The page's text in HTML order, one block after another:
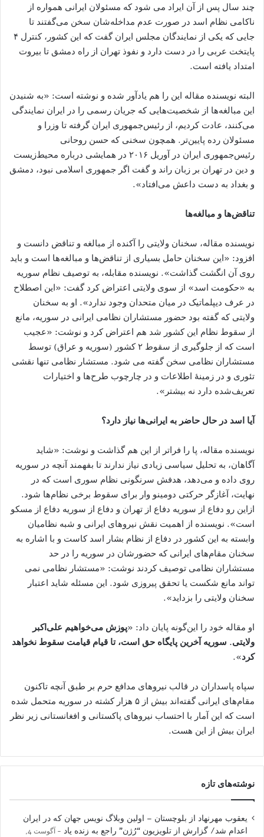
چند سال پس ‌از آن ایراد می ‌شود که مسئولان ایرانی همواره از
ناکامی نظام اسد در صورت عدم ‌مداخله‌شان سخن می‌گفتند تا
جایی که یکی از نمایندگان مجلس ایران گفت که این کشور، کنترل ۴
پایتخت عربی را در دست دارد و نفوذ تهران از راه دمشق تا بیروت
امتداد یافته است.
البته نویسنده مقاله این را هم یادآور شده و نوشته است: «به شنیدن
این مبالغه‌ها از شخصیت‌هایی که جریان رسمی را در ایران نمایندگی
می‌کنند، عادت کردیم، از رئیس‌جمهوری ایران گرفته تا وزرا و
مسئولان رده پایین‌تر. همچون سخنی که حسن روحانی
رئیس‌جمهوری ایران در آوریل ۲۰۱۶ در همایشی درباره محیط‌زیست
و دین در تهران بر زبان راند و گفت اگر جمهوری اسلامی نبود، دمشق
و بغداد به دست داعش می‌افتاد».
تناقض‌ها و مبالغه‌ها
نویسنده مقاله، سخنان ولایتی را آکنده از مبالغه و تناقض دانست و
افزود: «این سخنان حامل بسیاری از تناقض‌ها و مبالغه‌ها است و باید
روی آن انگشت گذاشت». نویسنده مقابله، به توصیف نظام سوریه
به «حکومت اسد» از سوی ولایتی اعتراض کرد گفت: «این اصطلاح
در عرف دیپلماتیک در میان متحدان وجود ندارد». او به سخنان
ولایتی که گفته بود حضور مستشاران نظامی ایرانی در سوریه، مانع
از سقوط نظام این کشور شد هم اعتراض کرد و نوشت: «عجیب
است که از جلوگیری از سقوط ۲ کشور (سوریه و عراق) توسط
مستشاران نظامی سخن گفته می‌ شود. مستشار نظامی تنها نقشی
تئوری و در زمینهٔ اطلاعات و در چارچوب طرح‌ها و اختیارات
تعریف‌شده دارد نه بیشتر».
آیا اسد در حال حاضر به ایرانی‌ها نیاز دارد؟
نویسنده مقاله، پا را فراتر از این هم گذاشت و نوشت: «شاید
آگاهان، به تحلیل سیاسی زیادی نیاز ندارند تا بفهمند آنچه در سوریه
روی ‌داده و می‌دهد، هدفش سرنگونی نظام سوری است که در
نهایت، آغازگر حرکتی دومینو وار برای سقوط برخی نظام‌ها شود.
ازاین ‌رو دفاع از سوریه دفاع از تهران و دفاع از سوریه دفاع از مسکو
است». نویسنده از اهمیت نقش نیروهای ایرانی و شبه ‌نظامیان
وابسته به این کشور در دفاع از نظام بشار اسد کاست و با اشاره به
سخنان مقام‌های ایرانی که حضورشان در سوریه را در حد
مستشاران نظامی توصیف کردند نوشت: «مستشار نظامی نمی
‌تواند مانع شکست یا تحقق پیروزی شود. این مسئله شاید اعتبار
سخنان ولایتی را بزداید».
او مقاله خود را این‌گونه پایان داد: «پوزش می‌خواهیم علی‌اکبر
ولایتی. سوریه آخرین پایگاه حق است، تا قیام قیامت سقوط نخواهد
کرد».
سپاه پاسداران در قالب نیروهای مدافع حرم بر طبق آنچه تاکنون
مقام‌های ایرانی گفته‌اند بیش از ۵ هزار کشته در سوریه متحمل شده
است که این آمار با احتساب نیروهای پاکستانی و افغانستانی زیر نظر
ایران بیش از این هست.
نوشته‌های تازه
یعقوب مهرنهاد از بلوچستان – اولین وبلاگ نویس جهان که در ایران
اعدام شد/ گزارش از تلویزیون “رُژن” راجع به زنده یاد
آگوست 4,